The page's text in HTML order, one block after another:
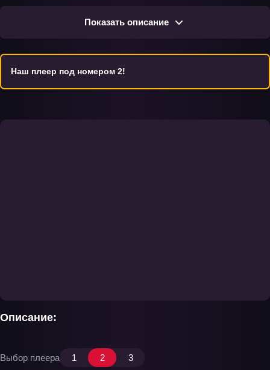
Описание:
языке, предоставляя возможность скачать эпизоды для
удобного просмотра. Сериал не только увлекает зрителей
для преодоления сложностей.
Показать описание
Наш плеер под номером 2!
Выбор плеера 1 2 3